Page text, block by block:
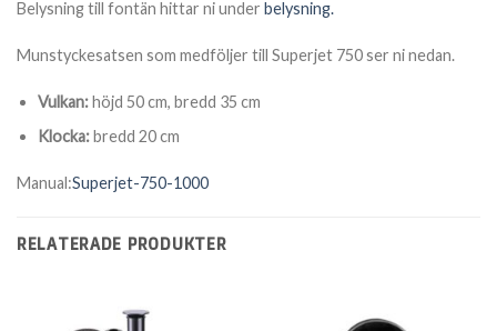
Belysning till fontän hittar ni under belysning.
Munstyckesatsen som medföljer till Superjet 750 ser ni nedan.
Vulkan:höjd 50 cm, bredd 35 cm
Klocka:bredd 20 cm
Manual:Superjet-750-1000
RELATERADE PRODUKTER